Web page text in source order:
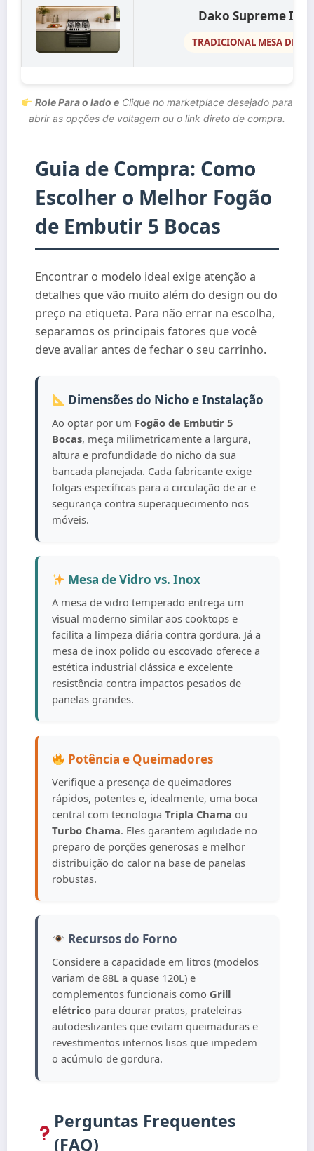
Dako Supreme
TRADICIONAL MESA DE
Role Para o lado eClique no marketplace desejado para
abrir as opções de voltagem ou o link direto de compra.
Guia de Compra: Como
Escolher o Melhor Fogão
de Embutir 5 Bocas
Encontrar o modelo ideal exige atenção a
detalhes que vão muito além do design ou do
preço na etiqueta. Para não errar na escolha,
separamos os principais fatores que você
deve avaliar antes de fechar o seu carrinho.
Dimensões do Nicho e Instalação
Ao optar por um Fogão de Embutir 5
Bocas, meça milimetricamente a largura,
altura e profundidade do nicho da sua
bancada planejada. Cada fabricante exige
folgas específicas para a circulação de ar e
segurança contra superaquecimento nos
móveis.
Mesa de Vidro vs. Inox
A mesa de vidro temperado entrega um
visual moderno similar aos cooktops e
facilita a limpeza diária contra gordura. Já a
mesa de inox polido ou escovado oferece a
estética industrial clássica e excelente
resistência contra impactos pesados de
panelas grandes.
Potência e Queimadores
Verifique a presença de queimadores
rápidos, potentes e, idealmente, uma boca
central com tecnologia Tripla Chama ou
Turbo Chama. Eles garantem agilidade no
preparo de porções generosas e melhor
distribuição do calor na base de panelas
robustas.
Recursos do Forno
Considere a capacidade em litros (modelos
variam de 88L a quase 120L) e
complementos funcionais como Grill
elétrico para dourar pratos, prateleiras
autodeslizantes que evitam queimaduras e
revestimentos internos lisos que impedem
o acúmulo de gordura.
Perguntas Frequentes
(FAQ)